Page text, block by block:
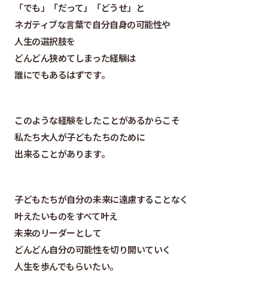
「でも」「だって」「どうせ」と
ネガティブな言葉で自分自身の可能性や
人生の選択肢を
どんどん狭めてしまった経験は
誰にでもあるはずです。
このような経験をしたことがあるからこそ
私たち大人が子どもたちのために
出来ることがあります。
子どもたちが自分の未来に遠慮することなく
叶えたいものをすべて叶え
未来のリーダーとして
どんどん自分の可能性を切り開いていく
人生を歩んでもらいたい。